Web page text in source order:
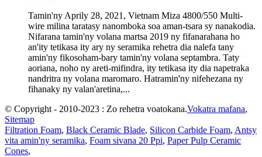
Tamin'ny Aprily 28, 2021, Vietnam Miza 4800/550 Multi-
wire milina taratasy nanomboka soa aman-tsara sy nanakodia.
Nifarana tamin'ny volana martsa 2019 ny fifanarahana ho
an'ity tetikasa ity ary ny seramika rehetra dia nalefa tany
amin'ny fikosoham-bary tamin'ny volana septambra. Taty
aoriana, noho ny areti-mifindra, ity tetikasa ity dia napetraka
nandritra ny volana maromaro. Hatramin'ny nifehezana ny
fihanaky ny valan'aretina,...
© Copyright - 2010-2023 : Zo rehetra voatokana.Vokatra mafana,
Sitemap
Filtration Foam, Black Ceramic Blade, Silicon Carbide Foam, Antsy
vita amin'ny seramika, Foam sivana 20 Ppi, Paper Pulp Ceramic
Cones,